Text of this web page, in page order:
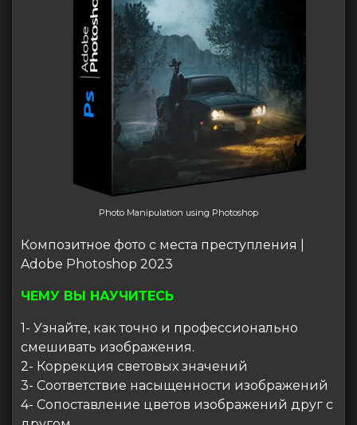
Photo Manipulation using Photoshop
Композитное фото с места преступления |
Adobe Photoshop 2023
ЧЕМУ ВЫ НАУЧИТЕСЬ
1- Узнайте, как точно и профессионально
смешивать изображения.
2- Коррекция световых значений
3- Соответствие насыщенности изображений
4- Сопоставление цветов изображений друг с